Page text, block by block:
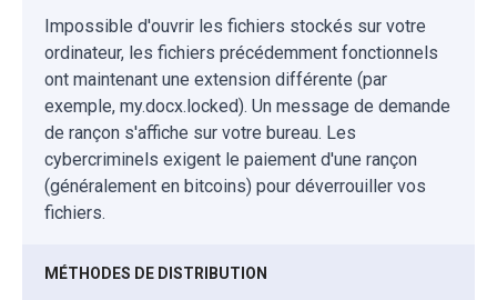
Impossible d'ouvrir les fichiers stockés sur votre
ordinateur, les fichiers précédemment fonctionnels
ont maintenant une extension différente (par
exemple, my.docx.locked). Un message de demande
de rançon s'affiche sur votre bureau. Les
cybercriminels exigent le paiement d'une rançon
(généralement en bitcoins) pour déverrouiller vos
fichiers.
MÉTHODES DE DISTRIBUTION